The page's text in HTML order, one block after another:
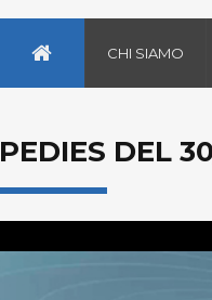
CHI SIAMO
PEDIES DEL